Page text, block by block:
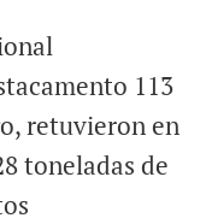
113
retuvieron en
toneladas de